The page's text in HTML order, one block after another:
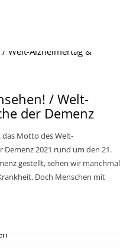
/ Welt-
der Demenz
das Motto des Welt-
Demenz 2021 rund um den 21.
gestellt, sehen wir manchmal
Doch Menschen mit